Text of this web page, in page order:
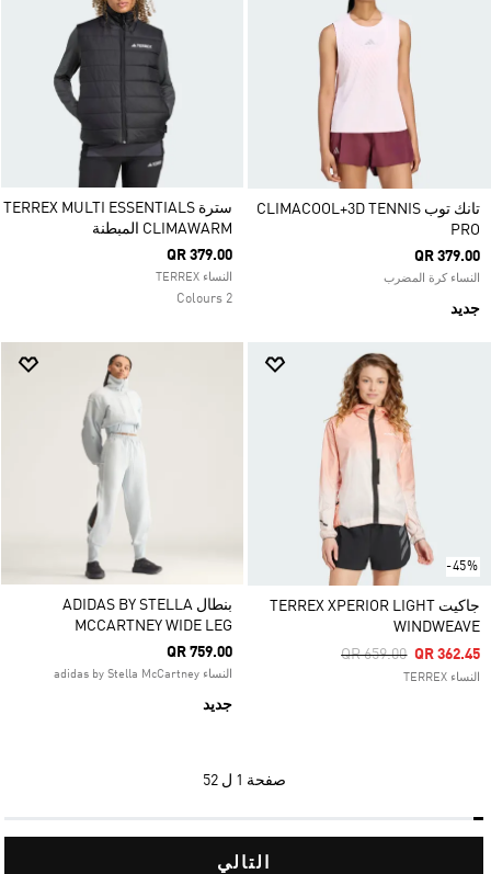
تانك توب CLIMACOOL+3D TENNIS
PRO
QR 379.00
النساء كرة المضرب
جديد
سترة TERREX MULTI ESSENTIALS
CLIMAWARM المبطنة
QR 379.00
النساء TERREX
2 Colours
-45%
جاكيت TERREX XPERIOR LIGHT
WINDWEAVE
Price Reduced From
QR 659.00ToQR 362.45
النساء TERREX
بنطال ADIDAS BY STELLA
MCCARTNEY WIDE LEG
QR 759.00
النساء adidas by Stella McCartney
جديد
صفحة 1 ل 52
التالي